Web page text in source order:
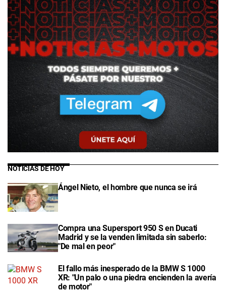
NOTICIAS DE HOY
Ángel Nieto, el hombre que nunca se irá
Compra una Supersport 950 S en Ducati
Madrid y se la venden limitada sin saberlo:
"De mal en peor"
El fallo más inesperado de la BMW S 1000
XR: "Un palo o una piedra encienden la avería
de motor"